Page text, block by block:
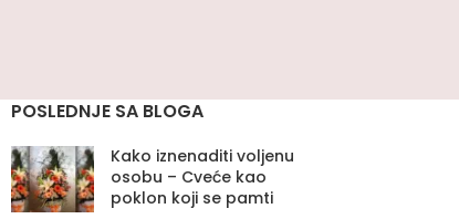
POSLEDNJE SA BLOGA
Kako iznenaditi voljenu
osobu – Cveće kao
poklon koji se pamti